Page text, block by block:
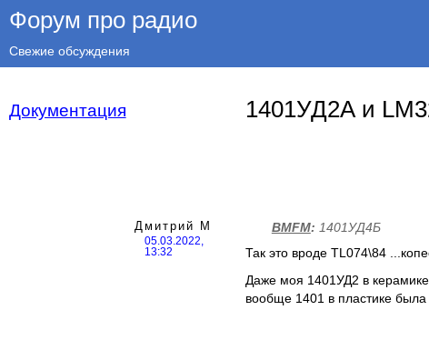
Форум про радио
Свежие обсуждения
Документация 1401УД2А и
Дмитрий М
05.03.2022,
13:32
BMFM: 1401УД4Б
Так это вроде TL074\84
Даже моя 1401УД2 в
вообще 1401 в пластике